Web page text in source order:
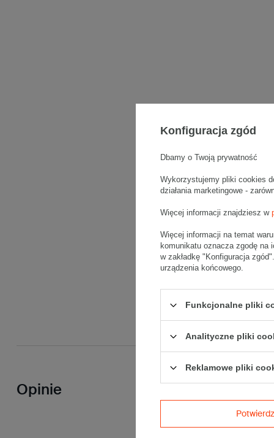
Opinie
Konfiguracja zgód
Dbamy o Twoją prywatność
Wykorzystujemy pliki cookies
działania marketingowe -
Więcej informacji znajdziesz w
Więcej informacji na temat
komunikatu oznacza zgodę na
w zakładkę "Konfiguracja
urządzenia końcowego.
Funkcjonalne pliki
Analityczne pliki
Reklamowe pliki